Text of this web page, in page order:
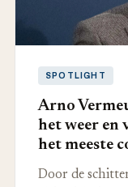
SPOTLIGHT
Arno
het weer en
het meeste
Door de